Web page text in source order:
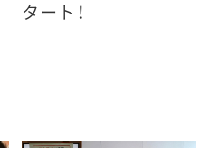
タート！